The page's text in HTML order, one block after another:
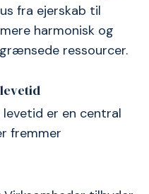
fra ejerskab til
harmonisk og
ressourcer.
er en central
fremmer